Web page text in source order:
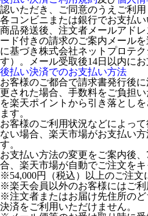
認いただき、ご同意のうえご利用
各コンビニまたは銀行でお支払い
商品発送後、注文者メールアド
ード付きの請求のご案内メール
に基づき株式会社ネットプロテ
す）。メール受取後14日以内にお
後払い決済でのお支払い方法
お客様のご都合で請求書発行後
更された場合、手数料をご負担
を楽天ポイントから引き落とし
ます。
お客様のご利用状況などによっ
ない場合、楽天市場がお支払い
す。
お支払い方法の変更をご案内後
合、楽天市場が自動でご注文をキ
※54,000円（税込）以上のご注文
※楽天会員以外のお客様にはご利
※注文者またはお届け先住所の
決済をご利用いただけません。